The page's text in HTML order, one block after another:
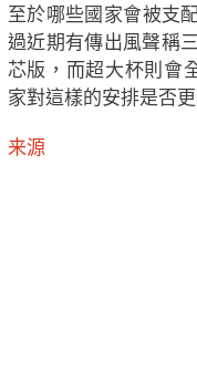
至於哪些國家會被支
過近期有傳出風聲稱
芯版，而超大杯則會
家對這樣的安排是否
来源